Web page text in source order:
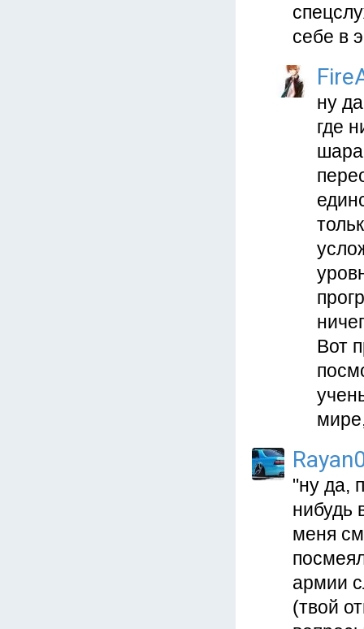
себе в
ну
где
Вот
"ну да,
нибудь
меня
армии
(твой